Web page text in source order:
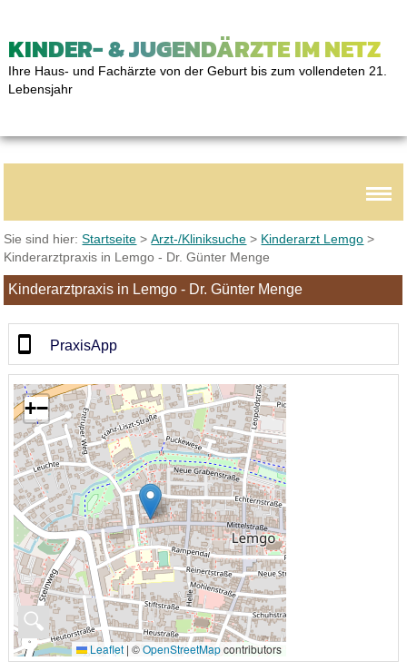
KINDER- & JUGENDÄRZTE IM NETZ
Ihre Haus- und Fachärzte von der Geburt bis zum vollendeten 21.
Lebensjahr
Sie sind hier:Startseite >Arzt-/Kliniksuche > Kinderarzt Lemgo >
Kinderarztpraxis in Lemgo - Dr. Günter Menge
Kinderarztpraxis in Lemgo - Dr. Günter Menge
PraxisApp
🔍
+−
Leaflet | ©OpenStreetMapcontributors